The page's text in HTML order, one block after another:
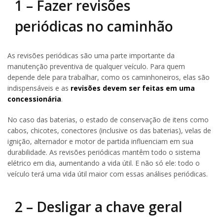
1 – Fazer revisões
periódicas no caminhão
As revisões periódicas são uma parte importante da
manutenção preventiva de qualquer veículo. Para quem
depende dele para trabalhar, como os caminhoneiros, elas são
indispensáveis e as revisões devem ser feitas em uma
concessionária.
No caso das baterias, o estado de conservação de itens como
cabos, chicotes, conectores (inclusive os das baterias), velas de
ignição, alternador e motor de partida influenciam em sua
durabilidade. As revisões periódicas mantêm todo o sistema
elétrico em dia, aumentando a vida útil. E não só ele: todo o
veículo terá uma vida útil maior com essas análises periódicas.
2 – Desligar a chave geral